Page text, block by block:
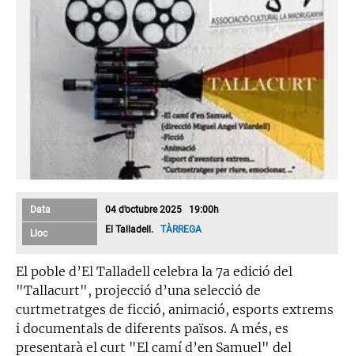
Data 04 d’octubre 2025 19:00h
Lloc El Talladell.TÀRREGA
El poble d’El Talladell celebra la 7a edició del
"Tallacurt", projecció d’una selecció de
curtmetratges de ficció, animació, esports extrems
i documentals de diferents països. A més, es
presentarà el curt "El camí d’en Samuel" del